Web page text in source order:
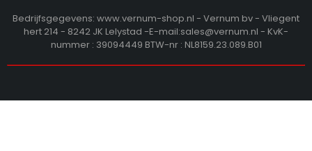
Bedrijfsgegevens: www.vernum-shop.nl - Vernum bv - Vliegent
hert 214 - 8242 JK Lelystad -E-mail:sales@vernum.nl - KvK-
nummer : 39094449 BTW-nr : NL8159.23.089.B01